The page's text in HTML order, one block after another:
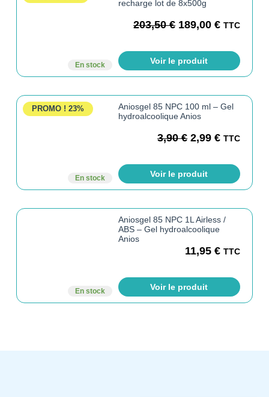
En stock
recharge lot de 8x500g
203,50€ 189,00€ TTC
Voir le produit
PROMO ! 23%
En stock
Aniosgel 85 NPC 100 ml – Gel
hydroalcoolique Anios
3,90€ 2,99€ TTC
Voir le produit
En stock
Aniosgel 85 NPC 1L Airless /
ABS – Gel hydroalcoolique
Anios
11,95€ TTC
Voir le produit